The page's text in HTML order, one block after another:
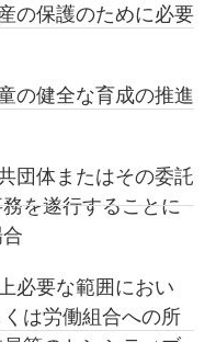
の保護のために必要
の健全な育成の推進
団体またはその委託
を遂行することに
必要な範囲におい
は労働組合への所